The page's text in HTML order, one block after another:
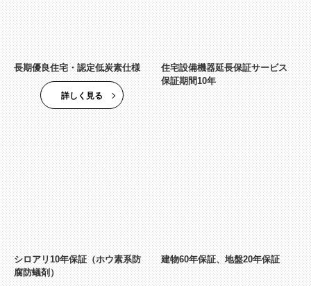
長期優良住宅・認定低炭素仕様
詳しく見る
住宅設備機器延長保証サービス
保証期間10年
シロアリ10年保証（ホウ素系防
腐防蟻剤）
建物60年保証、地盤20年保証